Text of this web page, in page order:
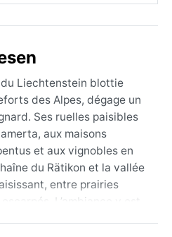
Liechtenstein blottie
des Alpes, dégage un
Ses ruelles paisibles
aux maisons
et aux vignobles en
du Rätikon et la vallée
entre prairies
L’ambiance y est